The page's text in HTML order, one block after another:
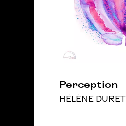
Perception
HÉLÈNE DURET